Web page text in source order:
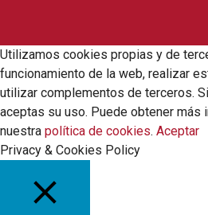
Utilizamos cookies propias y de
funcionamiento de la web, realizar
utilizar complementos de terceros.
aceptas su uso. Puede obtener más
nuestra política de cookies. Aceptar
Privacy & Cookies Policy